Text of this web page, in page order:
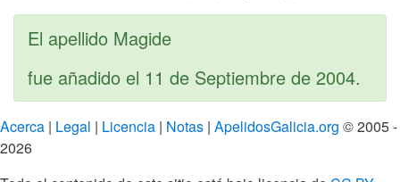
El apellido Magide
fue añadido el 11 de Septiembre de 2004.
Acerca | Legal | Licencia | Notas | ApelidosGalicia.org © 2005 -
2026